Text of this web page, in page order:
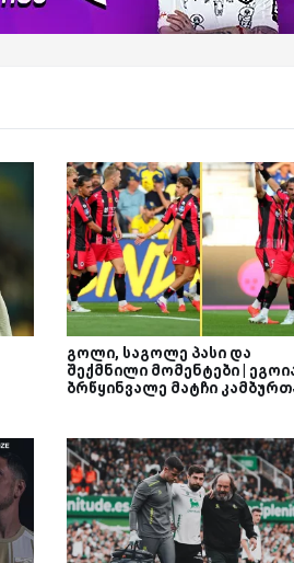
გოლი, საგოლე პასი და
შექმნილი მომენტები |
ბრწყინვალე მატჩი